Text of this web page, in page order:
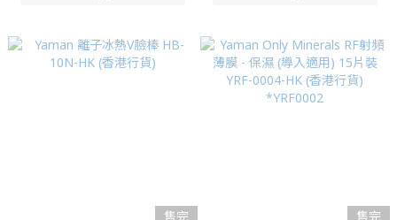
售完 售完